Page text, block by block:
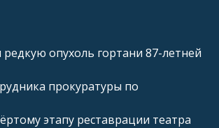
опухоль гортани 87-летней
прокуратуры по
этапу реставрации театра